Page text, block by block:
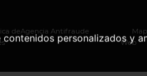
personalizados y
deAgencia Antifraude
Web